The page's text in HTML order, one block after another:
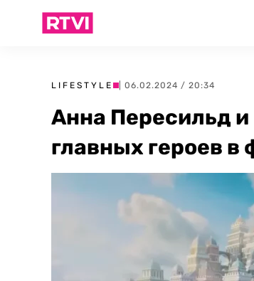
LIFESTYLE | 06.02.2024 / 20:34
Анна Пересильд
главных героев в